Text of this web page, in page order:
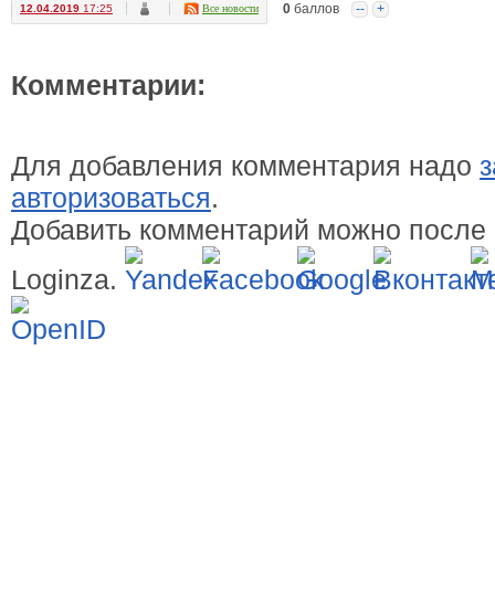
12.04.2019 17:25 Все новости 0 баллов -- +
Комментарии:
Для добавления комментария надо
авторизоваться.
Добавить комментарий можно после
Loginza.